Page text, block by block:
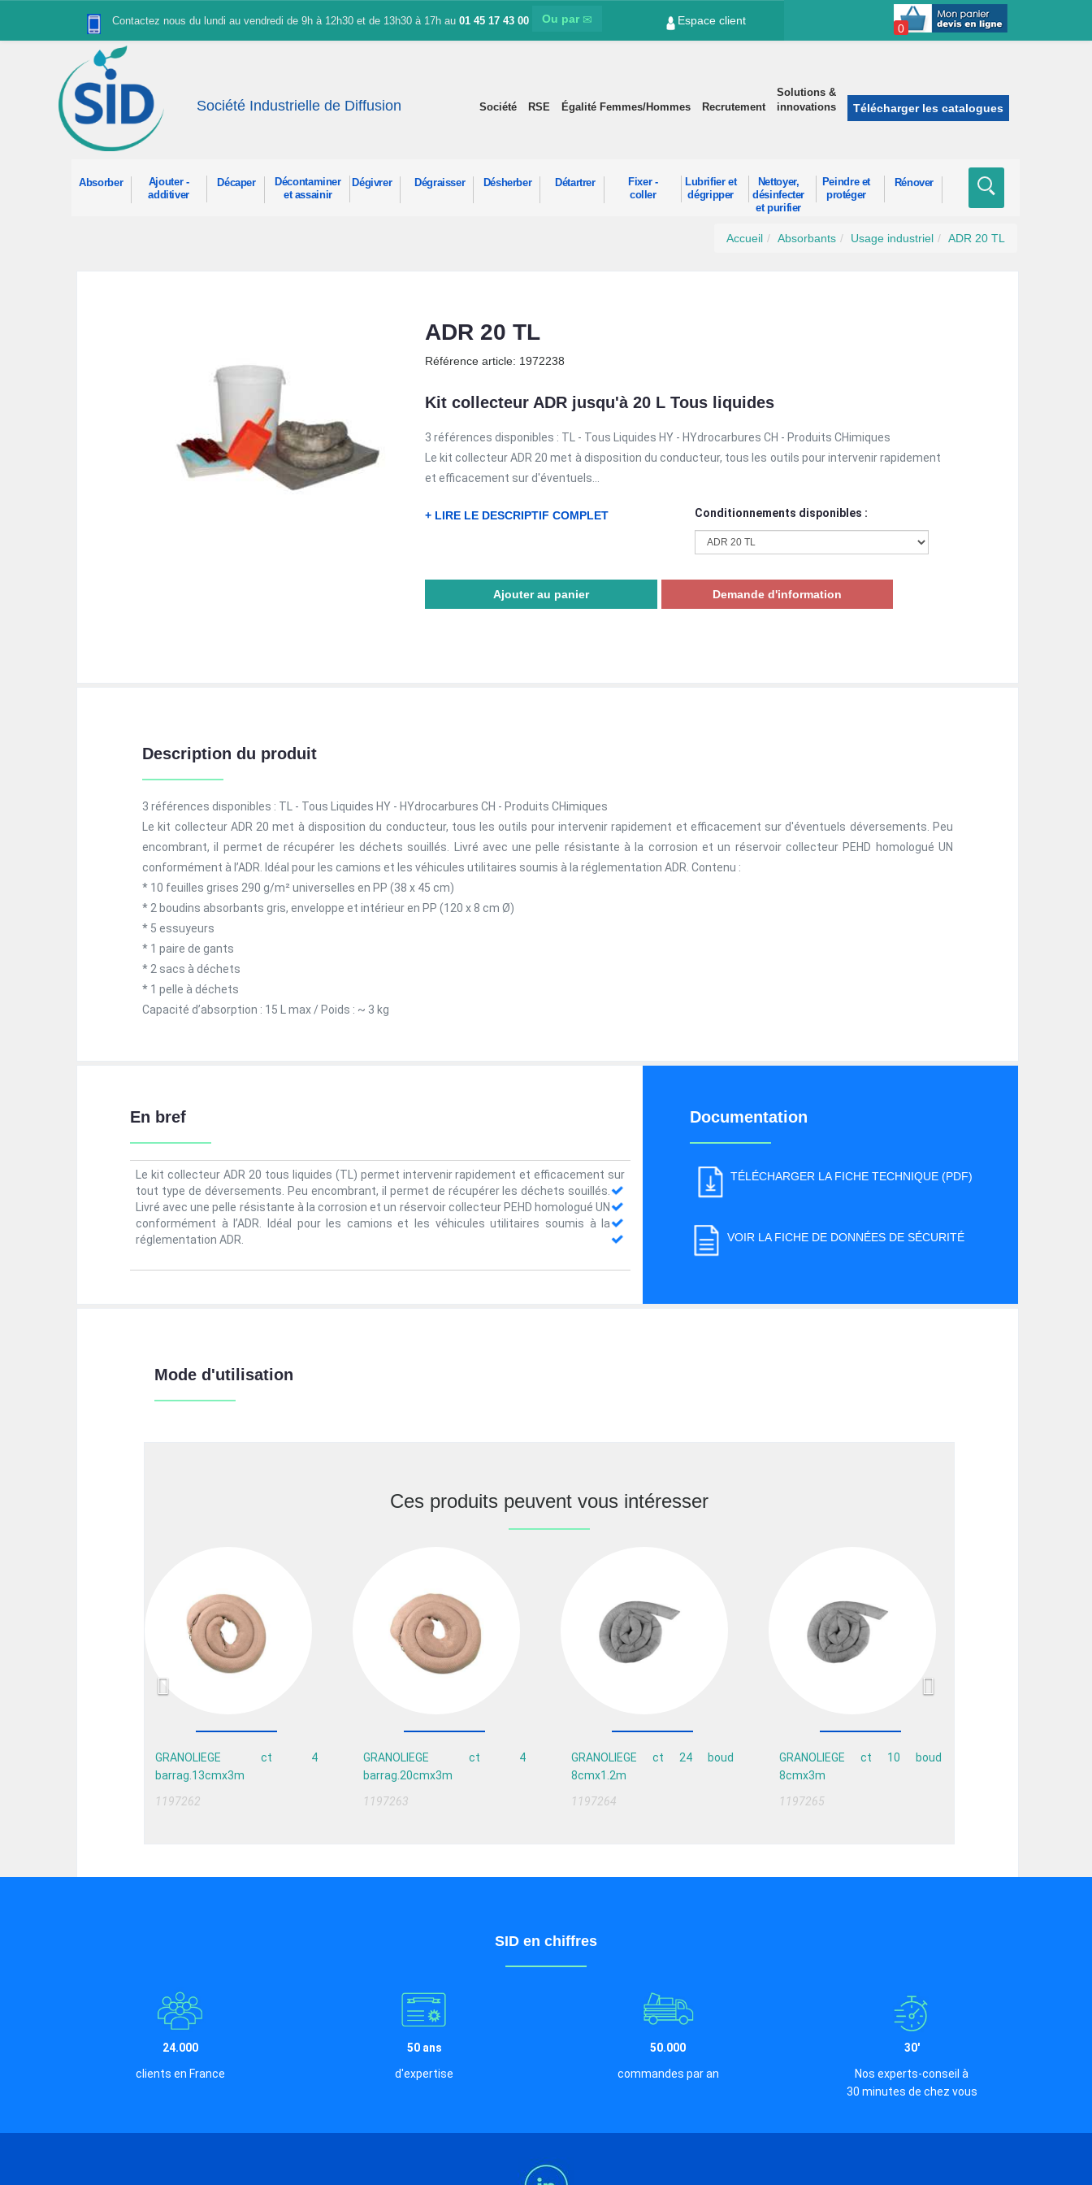
Contactez nous du lundi au vendredi de 9h à 12h30 et de 13h30 à 17h au 01 45 17 43 00 Ou par Espace client
0
Société Industrielle de Diffusion Société RSE Égalité Femmes/Hommes Recrutement
Solutions &
innovations
Télécharger les catalogues
Absorber
Ajouter -
additiver
Décaper
Décontaminer
et assainir
Dégivrer Dégraisser Désherber Détartrer
Fixer -
coller
Lubrifier et
dégripper
Nettoyer,
désinfecter
et purifier
Peindre et
protéger
Rénover
Accueil Absorbants Usage industriel ADR 20 TL
ADR 20 TL
Référence article: 1972238
Kit collecteur ADR jusqu'à 20 L Tous liquides
3 références disponibles : TL - Tous Liquides HY - HYdrocarbures CH - Produits CHimiques
Le kit collecteur ADR 20 met à disposition du conducteur, tous les outils pour intervenir rapidement
et efficacement sur d'éventuels...
+ LIRE LE DESCRIPTIF COMPLET Conditionnements disponibles :
Description du produit
3 références disponibles : TL - Tous Liquides HY - HYdrocarbures CH - Produits CHimiques
Le kit collecteur ADR 20 met à disposition du conducteur, tous les outils pour intervenir rapidement et efficacement sur d'éventuels déversements. Peu
encombrant, il permet de récupérer les déchets souillés. Livré avec une pelle résistante à la corrosion et un réservoir collecteur PEHD homologué UN
conformément à l’ADR. Idéal pour les camions et les véhicules utilitaires soumis à la réglementation ADR. Contenu :
* 10 feuilles grises 290 g/m² universelles en PP (38 x 45 cm)
* 2 boudins absorbants gris, enveloppe et intérieur en PP (120 x 8 cm Ø)
* 5 essuyeurs
* 1 paire de gants
* 2 sacs à déchets
* 1 pelle à déchets
Capacité d’absorption : 15 L max / Poids : ~ 3 kg
En bref
Le kit collecteur ADR 20 tous liquides (TL) permet intervenir rapidement et efficacement sur
tout type de déversements.
Peu encombrant, il permet de récupérer les déchets souillés.
Livré avec une pelle résistante à la corrosion et un réservoir collecteur PEHD homologué UN
conformément à l’ADR.
Idéal pour les camions et les véhicules utilitaires soumis à la
réglementation ADR.
Documentation
TÉLÉCHARGER LA FICHE TECHNIQUE (PDF)
VOIR LA FICHE DE DONNÉES DE SÉCURITÉ
Mode d'utilisation
Ces produits peuvent vous intéresser
GRANOLIEGE ct 4
barrag.13cmx3m
1197262
GRANOLIEGE ct 4
barrag.20cmx3m
1197263
GRANOLIEGE ct 24 boud
8cmx1.2m
1197264
GRANOLIEGE ct 10 boud
8cmx3m
1197265
SID en chiffres
24.000
clients en France
50 ans
d'expertise
50.000
commandes par an
30'
Nos experts-conseil à
30 minutes de chez vous